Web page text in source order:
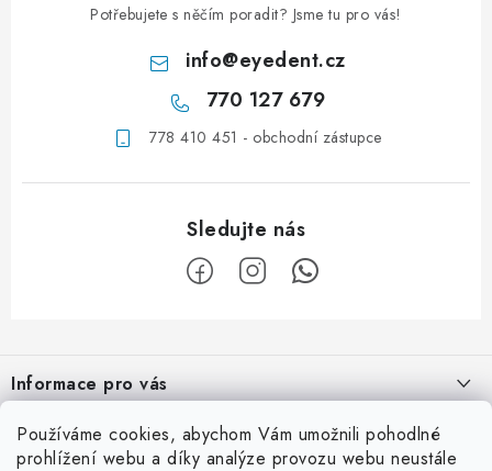
Používáme cookies, abychom Vám umožnili pohodlné
prohlížení webu a díky analýze provozu webu neustále
Potřebujete s něčím poradit? Jsme tu pro vás!
info@eyedent.cz
770 127 679
778 410 451 - obchodní zástupce
pInformace pro vás
Obchodní podmínky
Užitečné info